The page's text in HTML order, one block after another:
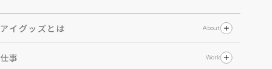
アイグッズとは About
企業理念・ビジョン
アイグッズが目指す未来
仕事 Work